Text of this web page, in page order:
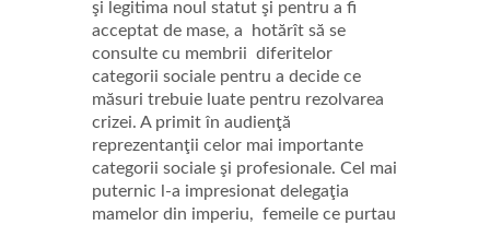
şi legitima noul statut şi pentru a fi
acceptat de mase, a hotărît să se
consulte cu membrii diferitelor
categorii sociale pentru a decide ce
măsuri trebuie luate pentru rezolvarea
crizei. A primit în audienţă
reprezentanţii celor mai importante
categorii sociale şi profesionale. Cel mai
puternic l-a impresionat delegaţia
mamelor din imperiu, femeile ce purtau